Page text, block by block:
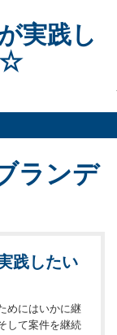
実践し
☆
ランデ
践したい
めにはいかに継
して案件を継続